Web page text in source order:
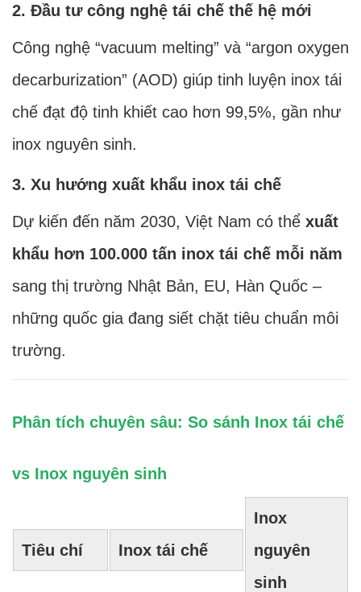
2. Đầu tư công nghệ tái chế thế hệ mới
Công nghệ “vacuum melting” và “argon oxygen
decarburization” (AOD) giúp tinh luyện inox tái
chế đạt độ tinh khiết cao hơn 99,5%, gần như
inox nguyên sinh.
3. Xu hướng xuất khẩu inox tái chế
Dự kiến đến năm 2030, Việt Nam có thể xuất
khẩu hơn 100.000 tấn inox tái chế mỗi năm
sang thị trường Nhật Bản, EU, Hàn Quốc –
những quốc gia đang siết chặt tiêu chuẩn môi
trường.
Phân tích chuyên sâu: So sánh Inox tái chế
vs Inox nguyên sinh
Tiêu chí Inox tái chế
Inox
nguyên
sinh